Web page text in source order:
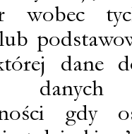
wobec
dane
gdy